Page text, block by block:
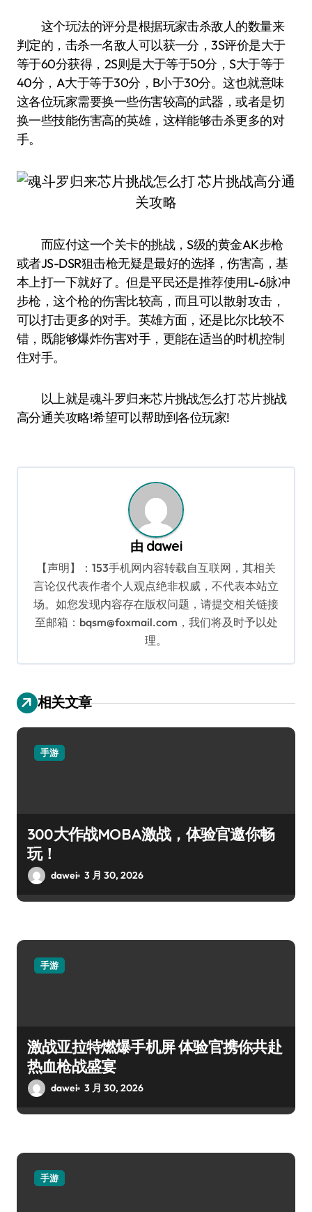
这个玩法的评分是根据玩家击杀敌人的数量来
判定的，击杀一名敌人可以获一分，3S评价是大于
等于60分获得，2S则是大于等于50分，S大于等于
40分，A大于等于30分，B小于30分。这也就意味
这各位玩家需要换一些伤害较高的武器，或者是切
换一些技能伤害高的英雄，这样能够击杀更多的对
手。
而应付这一个关卡的挑战，S级的黄金AK步枪
或者JS-DSR狙击枪无疑是最好的选择，伤害高，基
本上打一下就好了。但是平民还是推荐使用L-6脉冲
步枪，这个枪的伤害比较高，而且可以散射攻击，
可以打击更多的对手。英雄方面，还是比尔比较不
错，既能够爆炸伤害对手，更能在适当的时机控制
住对手。
以上就是魂斗罗归来芯片挑战怎么打 芯片挑战
高分通关攻略!希望可以帮助到各位玩家!
由 dawei
【声明】：153手机网内容转载自互联网，其相关
言论仅代表作者个人观点绝非权威，不代表本站立
场。如您发现内容存在版权问题，请提交相关链接
至邮箱：bqsm@foxmail.com，我们将及时予以处
理。
相关文章
手游
300大作战MOBA激战，体验官邀你畅
玩！
dawei 3 月 30, 2026
手游
激战亚拉特燃爆手机屏 体验官携你共赴
热血枪战盛宴
dawei 3 月 30, 2026
手游